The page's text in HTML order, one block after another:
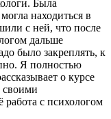
Была
находиться в
с ней, что после
дальше
было закреплять, к
Я полностью
о курсе
своими
работа с психологом